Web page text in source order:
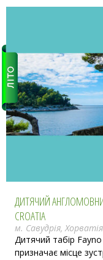
ДИТЯЧИЙ
CROATIA
м. Савудрія, Хорватія
Дитячий табір Fayno
призначає місце